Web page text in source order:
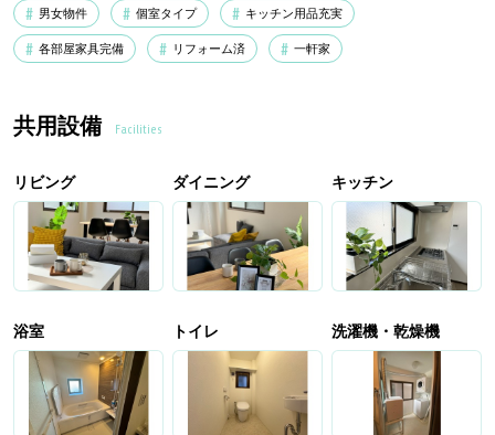
男女物件 個室タイプ キッチン用品充実
各部屋家具完備 リフォーム済 一軒家
共用設備 Facilities
リビング ダイニング キッチン
浴室 トイレ 洗濯機・乾燥機